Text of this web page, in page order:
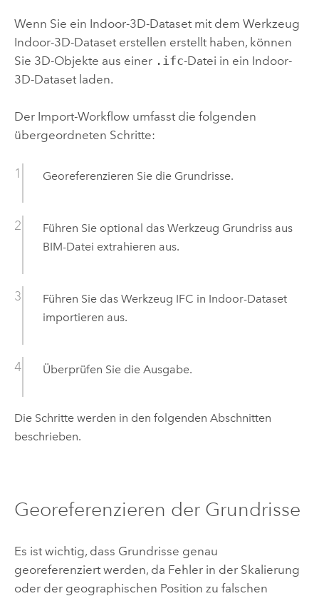
Wenn Sie ein Indoor-3D-Dataset mit dem Werkzeug
Indoor-3D-Dataset erstellen erstellt haben, können
Sie 3D-Objekte aus einer .ifc-Datei in ein Indoor-
3D-Dataset laden.
Der Import-Workflow umfasst die folgenden
übergeordneten Schritte:
Georeferenzieren Sie die Grundrisse.
Führen Sie optional das Werkzeug Grundriss aus
BIM-Datei extrahieren aus.
Führen Sie das Werkzeug IFC in Indoor-Dataset
importieren aus.
Überprüfen Sie die Ausgabe.
Die Schritte werden in den folgenden Abschnitten
beschrieben.
Georeferenzieren der Grundrisse
Es ist wichtig, dass Grundrisse genau
georeferenziert werden, da Fehler in der Skalierung
oder der geographischen Position zu falschen